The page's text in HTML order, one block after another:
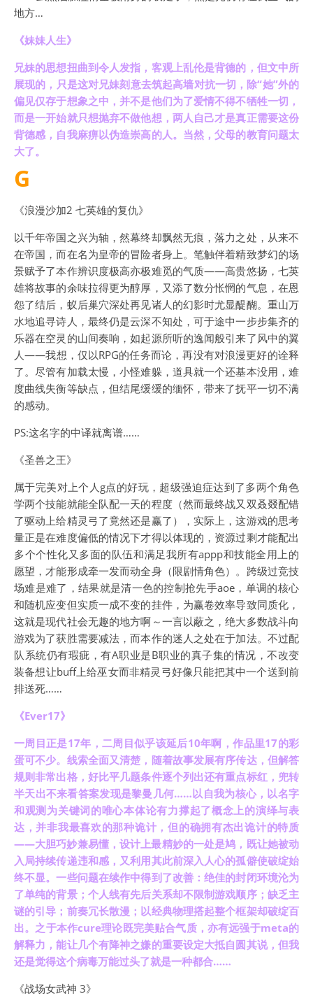
地方…
《妹妹人生》
兄妹的思想扭曲到令人发指，客观上乱伦是背德的，但文中所
展现的，只是这对兄妹刻意去筑起高墙对抗一切，除“她”外的
偏见仅存于想象之中，并不是他们为了爱情不得不牺牲一切，
而是一开始就只想抛弃不做他想，两人自己才是真正需要这份
背德感，自我麻痹以伪造崇高的人。当然，父母的教育问题太
大了。
G
《浪漫沙加2 七英雄的复仇》
以千年帝国之兴为轴，然幕终却飘然无痕，落力之处，从来不
在帝国，而在名为皇帝的冒险者身上。笔触伴着精致梦幻的场
景赋予了本作辨识度极高亦极难觅的气质——高贵悠扬，七英
雄将故事的余味拉得更为醇厚，又添了数分怅惘的气息，在恩
怨了结后，蚁后巢穴深处再见诸人的幻影时尤显醍醐。重山万
水地追寻诗人，最终仍是云深不知处，可于途中一步步集齐的
乐器在空灵的山间奏响，如起源所听的逸闻般引来了风中的翼
人——我想，仅以RPG的任务而论，再没有对浪漫更好的诠释
了。尽管有加载太慢，小怪难躲，道具就一个还基本没用，难
度曲线失衡等缺点，但结尾缓缓的缅怀，带来了抚平一切不满
的感动。
PS:这名字的中译就离谱……
《圣兽之王》
属于完美对上个人g点的好玩，超级强迫症达到了多两个角色
学两个技能就能全队配一天的程度（然而最终战又双叒叕配错
了驱动上给精灵弓了竟然还是赢了），实际上，这游戏的思考
量正是在难度偏低的情况下才得以体现的，资源过剩才能配出
多个个性化又多面的队伍和满足我所有appp和技能全用上的
愿望，才能形成牵一发而动全身（限剧情角色）。跨级过竞技
场难是难了，结果就是清一色的控制抢先手aoe，单调的核心
和随机应变但实质一成不变的挂件，为赢卷效率导致同质化，
这就是现代社会无趣的地方啊～一言以蔽之，绝大多数战斗向
游戏为了获胜需要减法，而本作的迷人之处在于加法。不过配
队系统仍有瑕疵，有A职业是B职业的真子集的情况，不改变
装备想让buff上给巫女而非精灵弓好像只能把其中一个送到前
排送死……
《Ever17》
一周目正是17年，二周目似乎该延后10年啊，作品里17的彩
蛋可不少。线索全面又清楚，随着故事发展有序传达，但解答
规则非常出格，好比平几题条件逐个列出还有重点标红，兜转
半天出不来看答案发现是黎曼几何……以自我为核心，以名字
和观测为关键词的唯心本体论有力撑起了概念上的演绎与表
达，并非我最喜欢的那种诡计，但的确拥有杰出诡计的特质
——大胆巧妙兼易懂，设计上最精妙的一处是鸠，既让她被动
入局持续传递违和感，又利用其此前深入人心的孤僻使破绽始
终不显。一些问题在续作中得到了改善：绝佳的封闭环境沦为
了单纯的背景；个人线有先后关系却不限制游戏顺序；缺乏主
谜的引导；前奏冗长散漫；以经典物理搭起整个框架却破绽百
出。之于本作cure理论既完美贴合气质，亦有远强于meta的
解释力，能让几个有降神之嫌的重要设定大抵自圆其说，但我
还是觉得这个病毒万能过头了就是一种都合……
《战场女武神 3》